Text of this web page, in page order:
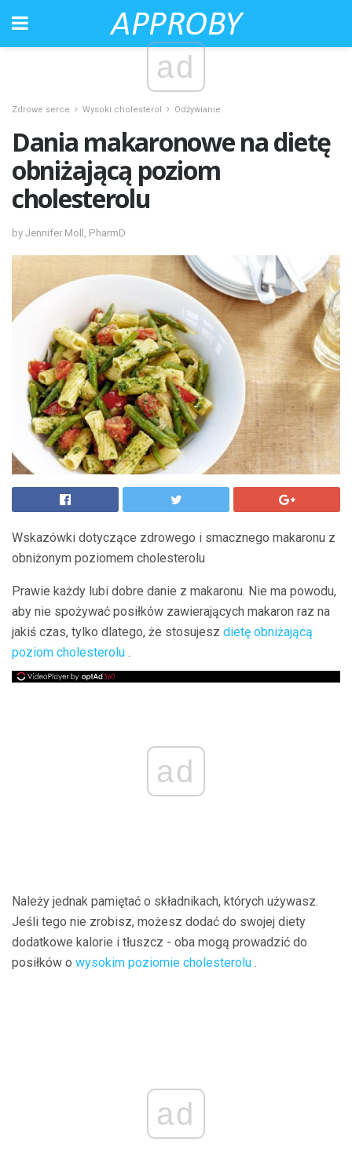
ad
Zdrowe serce Wysoki cholesterol Odżywianie
Dania makaronowe na dietę
obniżającą poziom
cholesterolu
by Jennifer Moll, PharmD
Wskazówki dotyczące zdrowego i smacznego makaronu z
obniżonym poziomem cholesterolu
Prawie każdy lubi dobre danie z makaronu. Nie ma powodu,
aby nie spożywać posiłków zawierających makaron raz na
jakiś czas, tylko dlatego, że stosujesz dietę obniżającą
poziom cholesterolu .
ad
Należy jednak pamiętać o składnikach, których używasz.
Jeśli tego nie zrobisz, możesz dodać do swojej diety
dodatkowe kalorie i tłuszcz - oba mogą prowadzić do
posiłków o wysokim poziomie cholesterolu .
ad